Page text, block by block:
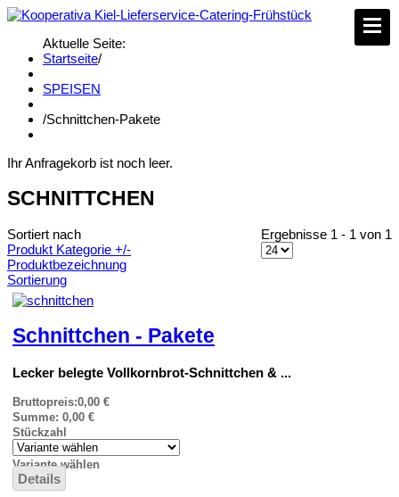
Aktuelle Seite:
Startseite/
SPEISEN
/Schnittchen-Pakete
Ihr Anfragekorb ist noch leer.
SCHNITTCHEN
Sortiert nach
Produkt Kategorie +/-
Produktbezeichnung
Sortierung
Ergebnisse 1 - 1 von 1
Schnittchen - Pakete
Lecker belegte Vollkornbrot-Schnittchen & ...
Bruttopreis:0,00 €
Summe: 0,00 €
Stückzahl
Variante wählen
Details